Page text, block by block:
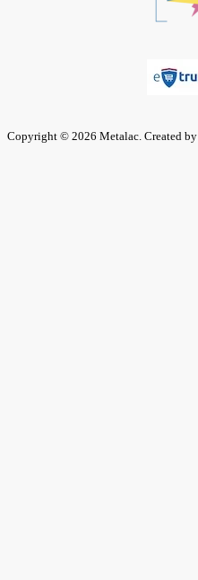
Copyright © 2026 Metalac. Created by